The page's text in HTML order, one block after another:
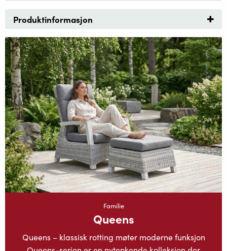
Produktinformasjon
Familie
Queens
Queens – klassisk rotting møter moderne funksjon